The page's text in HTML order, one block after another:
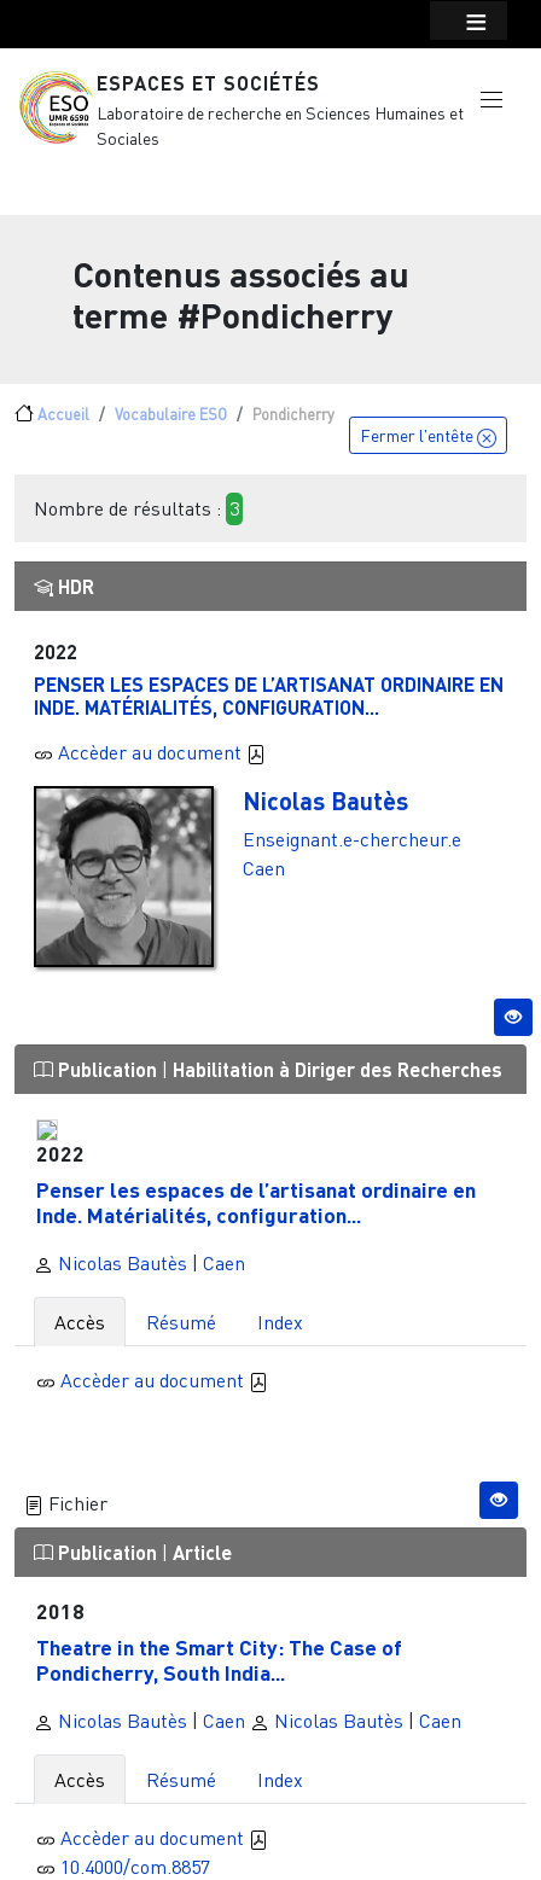
ESPACES ET SOCIÉTÉS
Laboratoire de recherche en Sciences Humaines et
Sociales
Contenus associés au
terme #Pondicherry
Fil d'Ariane
Accueil Vocabulaire ESO Pondicherry
Fermer l'entête
Nombre de résultats : 3
HDR
2022
PENSER LES ESPACES DE L’ARTISANAT ORDINAIRE EN
INDE. MATÉRIALITÉS, CONFIGURATION...
Accèder au document
Nicolas Bautès
Enseignant.e-chercheur.e
Caen
Publication Habilitation à Diriger des Recherches
2022
Penser les espaces de l’artisanat ordinaire en
Inde. Matérialités, configuration...
Nicolas Bautès Caen
Accès Résumé Index
Accèder au document
Fichier
Publication Article
2018
Theatre in the Smart City: The Case of
Pondicherry, South India...
Nicolas Bautès | Caen Nicolas Bautès | Caen
Accès Résumé Index
Accèder au document
10.4000/com.8857